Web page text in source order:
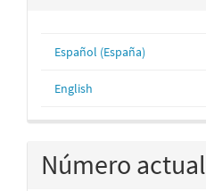
Español (España)
English
Número actual